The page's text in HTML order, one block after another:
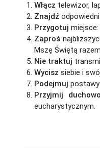
Włącz telewizor,
Znajdź
Przygotuj miejsce:
Zaproś
Mszę Świętą
Nie traktuj
Wycisz siebie i
Podejmuj
Przyjmij
eucharystycznym.